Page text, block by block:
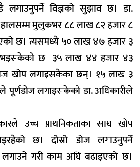
लगाउनुपर्ने विज्ञको सुझाव छ। डा.
मुलुकभर ८८ लाख ८२ हजार ८
छ। त्यसमध्ये ५० लाख ४७ हजार ३
भइसकेको छ। ३५ लाख ४४ हजार ४३
खोप लगाइसकेका छन्। १५ लाख ३
पूर्णडोज लगाइसकेको डा. अधिकारीले
उच्च प्राथमिकताका साथ खोप
छ। दोस्रो डोज लगाउनुपर्ने
लगाउने गरी काम अघि बढाइएको छ।